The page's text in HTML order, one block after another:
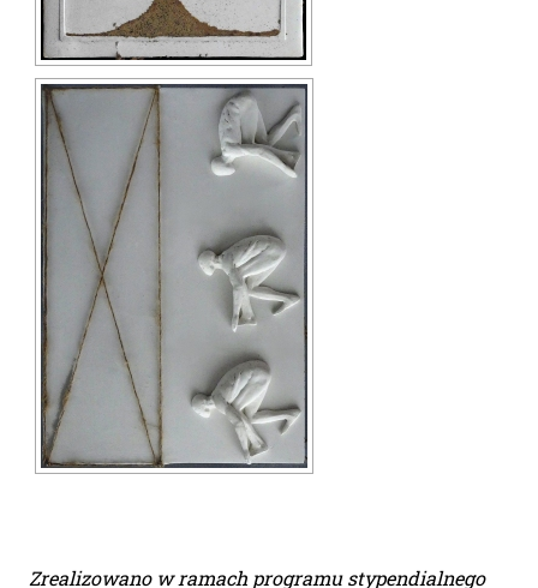
Zrealizowano w ramach programu stypendialnego